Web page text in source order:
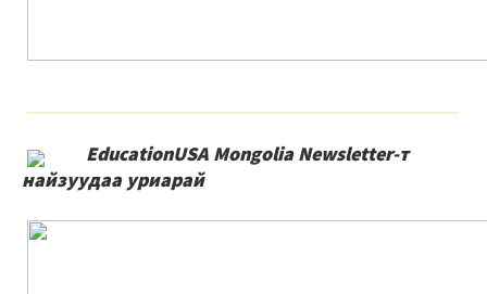
EducationUSA Mongolia Newsletter-т
найзуудаа уриарай